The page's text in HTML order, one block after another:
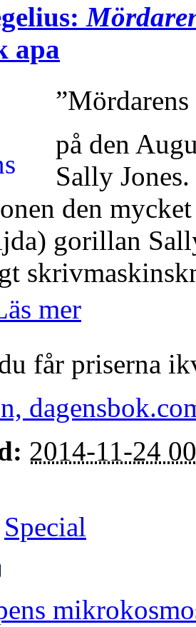
apa
på den
Sally
den
gorillan
mer
får priserna
2014-11-24
Special